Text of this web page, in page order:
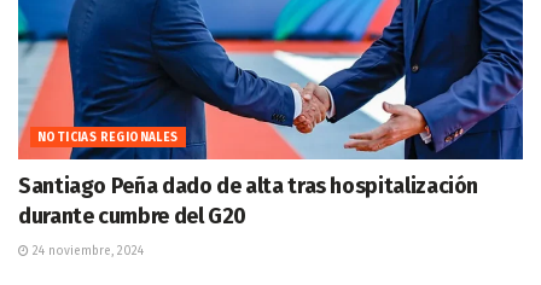
NOTICIAS REGIONALES
Santiago Peña dado de alta tras hospitalización
durante cumbre del G20
24 noviembre, 2024